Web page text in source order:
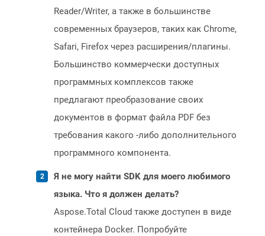
Reader/Writer, а также в большинстве
современных браузеров, таких как Chrome,
Safari, Firefox через расширения/плагины.
Большинство коммерчески доступных
программных комплексов также
предлагают преобразование своих
документов в формат файла PDF без
требования какого -либо дополнительного
программного компонента.
Я не могу найти SDK для моего любимого
языка. Что я должен делать?
Aspose.Total Cloud также доступен в виде
контейнера Docker. Попробуйте